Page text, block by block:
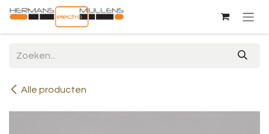
Overslaan naar inhoud
Alle producten